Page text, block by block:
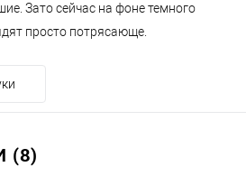
Зато сейчас на фоне темного
просто потрясающе.
(8)